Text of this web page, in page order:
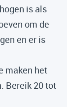
is als
om de
en er is
maken het
Bereik 20 tot